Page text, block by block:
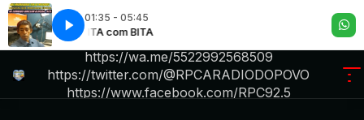
01:35 - 05:45
BITA com BITA
R P C .A RADIO DO POVO iktok.com/@rpc6234
https://wa.me/5522992568509
https://twitter.com/@RPCARADIODOPOVO
https://www.facebook.com/RPC92.5